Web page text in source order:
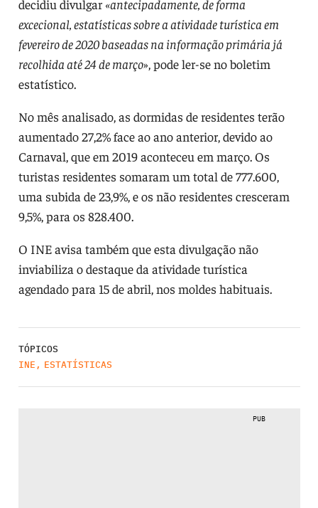
decidiu divulgar «antecipadamente, de forma
excecional, estatísticas sobre a atividade turística em
fevereiro de 2020 baseadas na informação primária já
recolhida até 24 de março», pode ler-se no boletim
estatístico.
No mês analisado, as dormidas de residentes terão
aumentado 27,2% face ao ano anterior, devido ao
Carnaval, que em 2019 aconteceu em março. Os
turistas residentes somaram um total de 777.600,
uma subida de 23,9%, e os não residentes cresceram
9,5%, para os 828.400.
O INE avisa também que esta divulgação não
inviabiliza o destaque da atividade turística
agendado para 15 de abril, nos moldes habituais.
TÓPICOS
INE , ESTATÍSTICAS
PUB